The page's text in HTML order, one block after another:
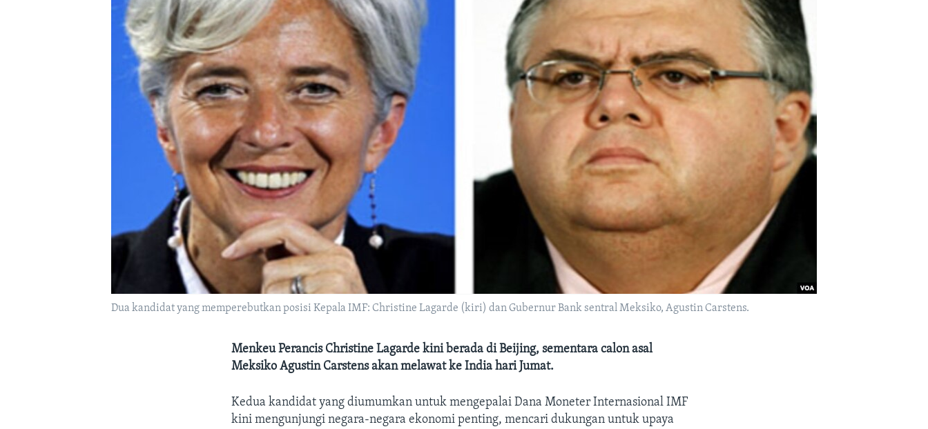
Dua kandidat yang memperebutkan posisi Kepala IMF: Christine Lagarde (kiri) dan Gubernur Bank sentral Meksiko, Agustin Carstens.
Menkeu Perancis Christine Lagarde kini berada di Beijing, sementara calon asal
Meksiko Agustin Carstens akan melawat ke India hari Jumat.
Kedua kandidat yang diumumkan untuk mengepalai Dana Moneter Internasional IMF
kini mengunjungi negara-negara ekonomi penting, mencari dukungan untuk upaya